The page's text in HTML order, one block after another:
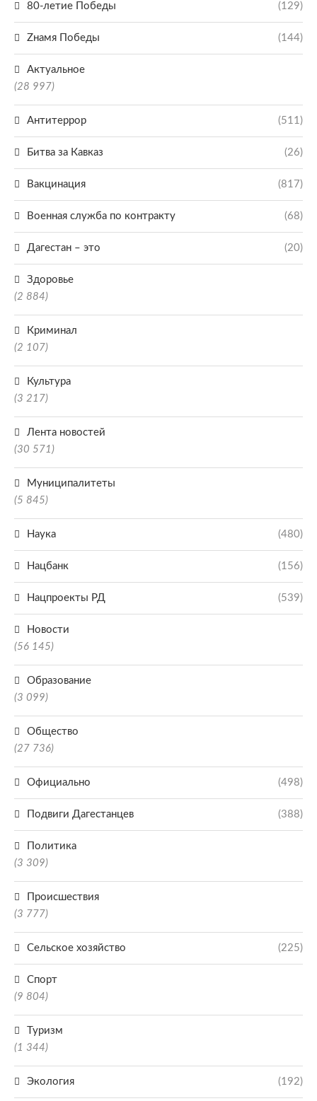
80-летие Победы (129)
Zнамя Победы (144)
Актуальное
(28 997)
Антитеррор (511)
Битва за Кавказ (26)
Вакцинация (817)
Военная служба по контракту (68)
Дагестан – это (20)
Здоровье
(2 884)
Криминал
(2 107)
Культура
(3 217)
Лента новостей
(30 571)
Муниципалитеты
(5 845)
Наука (480)
Нацбанк (156)
Нацпроекты РД (539)
Новости
(56 145)
Образование
(3 099)
Общество
(27 736)
Официально (498)
Подвиги Дагестанцев (388)
Политика
(3 309)
Происшествия
(3 777)
Сельское хозяйство (225)
Спорт
(9 804)
Туризм
(1 344)
Экология (192)